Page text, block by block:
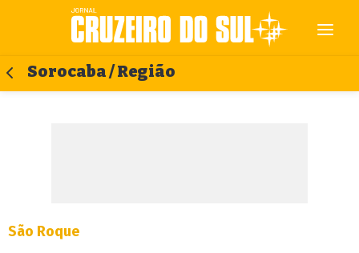
Sorocaba / Região
São Roque